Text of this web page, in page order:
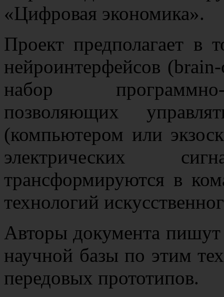
«Цифровая экономика».
Проект предполагает в
нейроинтерфейсов
набор программно-
позволяющих
(компьютером или
электрических
трансформируются в
технологий
Авторы документа
научной базы по этим
передовых прототипов.